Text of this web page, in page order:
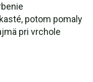
potom pomaly
pri vrchole